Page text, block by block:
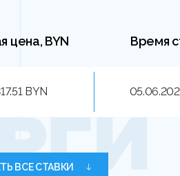
цена, BYN Время
BYN
ВСЕ СТАВКИ